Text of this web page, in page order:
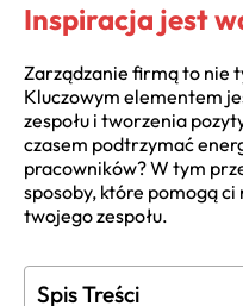
Inspiracja jest
Zarządzanie firmą to nie
Kluczowym elementem
zespołu i tworzenia
czasem podtrzymać
pracowników? W tym
sposoby, które pomogą ci
twojego zespołu.
Spis Treści